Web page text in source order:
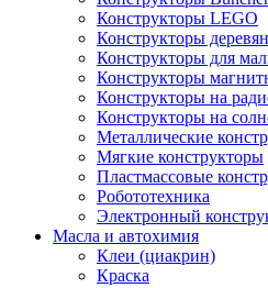
Конструкторы LEGO
Конструкторы
Конструкторы для
Конструкторы
Конструкторы на
Конструкторы на
Металлические
Мягкие конструкторы
Пластмассовые
Робототехника
Электронный
Масла и автохимия
Клеи (циакрин)
Краска